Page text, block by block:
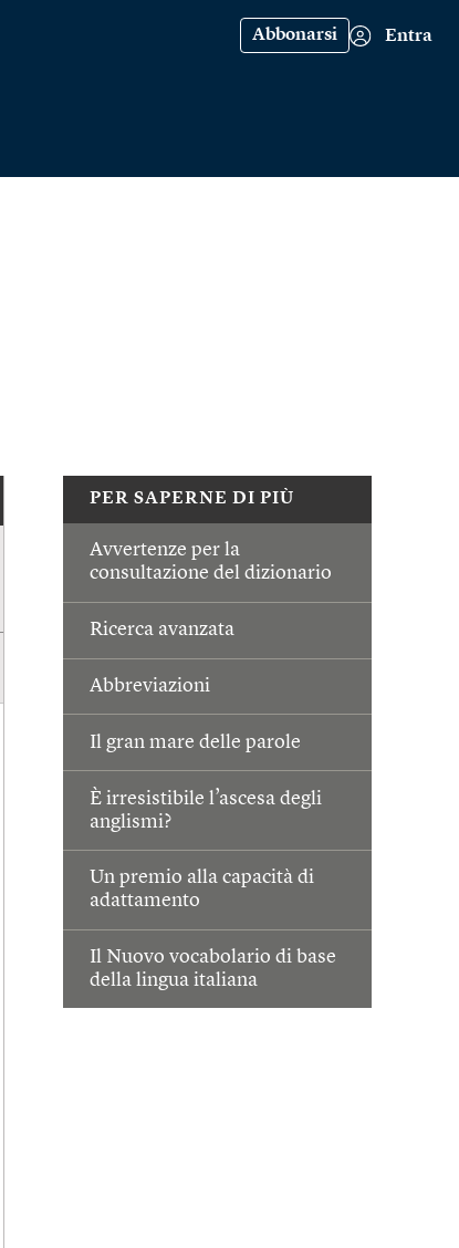
Abbonarsi Entra
PER SAPERNE DI PIÙ
Avvertenze per la
consultazione del dizionario
Ricerca avanzata
Abbreviazioni
Il gran mare delle parole
È irresistibile l’ascesa degli
anglismi?
Un premio alla capacità di
adattamento
Il Nuovo vocabolario di base
della lingua italiana